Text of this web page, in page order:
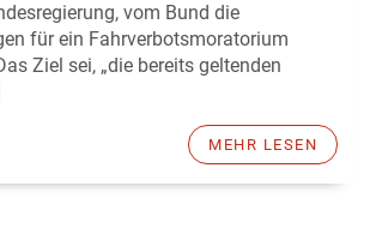
vom Bund die
für ein Fahrverbotsmoratorium
Ziel sei, „die bereits geltenden
MEHR LESEN